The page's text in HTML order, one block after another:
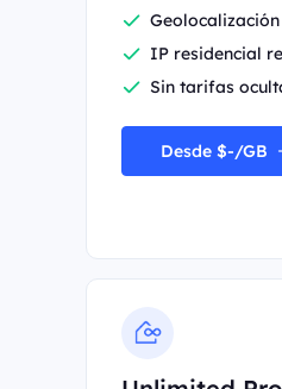
IP residencial
Sin tarifas
Desde $-/GB